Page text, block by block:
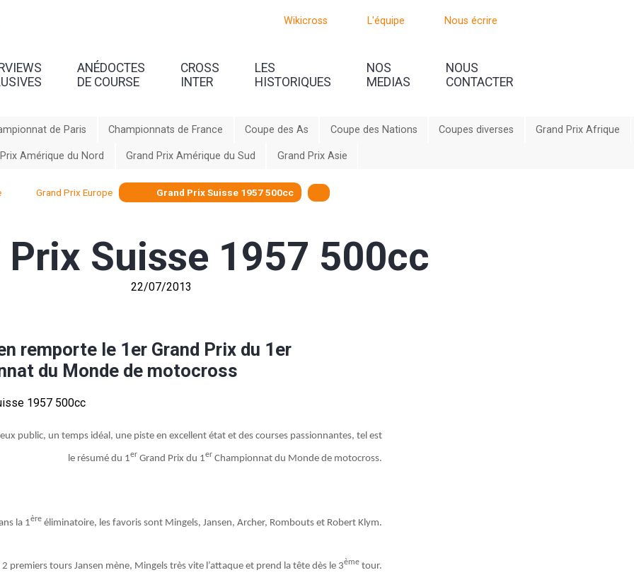
Wikicross L'équipe Nous écrire
ANÉDOCTES
DE COURSE
CROSS
INTER
LES
HISTORIQUES
NOS
MEDIAS
NOUS
CONTACTER
de Paris Championnats de France Coupe des As Coupe des Nations Coupes diverses Grand Prix Afrique
Amérique du Nord Grand Prix Amérique du Sud Grand Prix Asie
Grand Prix Europe Grand Prix Suisse 1957 500cc
Prix Suisse 1957 500cc
22/07/2013
remporte le 1er Grand Prix du 1er
du Monde de motocross
public, un temps idéal, une piste en excellent état et des courses passionnantes, tel est
le résumé du 1er Grand Prix du 1er Championnat du Monde de motocross.
la 1ère éliminatoire, les favoris sont Mingels, Jansen, Archer, Rombouts et Robert Klym.
2 premiers tours Jansen mène, Mingels très vite l’attaque et prend la tête dès le 3ème tour.